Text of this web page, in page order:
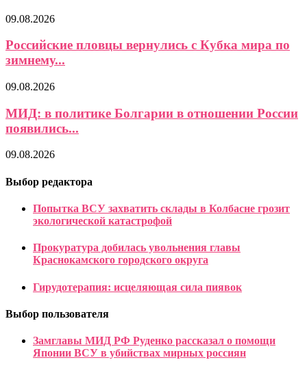
09.08.2026
Российские пловцы вернулись с Кубка мира по
зимнему...
09.08.2026
МИД: в политике Болгарии в отношении России
появились...
09.08.2026
Выбор редактора
Попытка ВСУ захватить склады в Колбасне грозит
экологической катастрофой
Прокуратура добилась увольнения главы
Краснокамского городского округа
Гирудотерапия: исцеляющая сила пиявок
Выбор пользователя
Замглавы МИД РФ Руденко рассказал о помощи
Японии ВСУ в убийствах мирных россиян